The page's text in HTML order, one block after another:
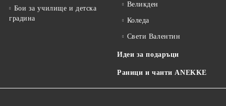
Бои за училище и детска
градина
Великден
Коледа
Свети Валентин
Идеи за подаръци
Раници и чанти ANEKKE